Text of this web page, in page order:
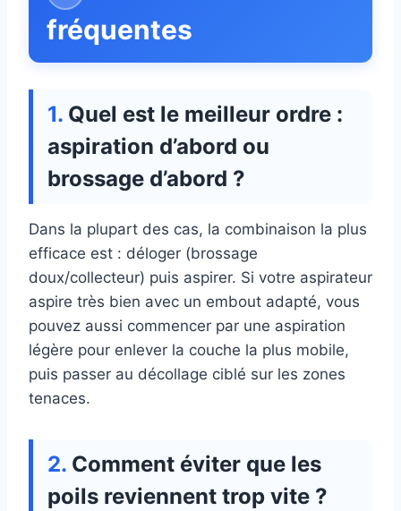
fréquentes
Quel est le meilleur ordre :
aspiration d’abord ou
brossage d’abord ?
Dans la plupart des cas, la combinaison la plus
efficace est : déloger (brossage
doux/collecteur) puis aspirer. Si votre aspirateur
aspire très bien avec un embout adapté, vous
pouvez aussi commencer par une aspiration
légère pour enlever la couche la plus mobile,
puis passer au décollage ciblé sur les zones
tenaces.
Comment éviter que les
poils reviennent trop vite ?